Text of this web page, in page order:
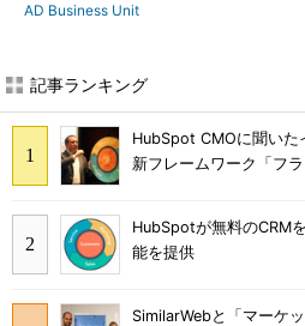
AD Business Unit
記事ランキング
HubSpot CMOに聞いた
新フレームワーク「フ
HubSpotが無料のCRM
能を提供
SimilarWebと「マーケ